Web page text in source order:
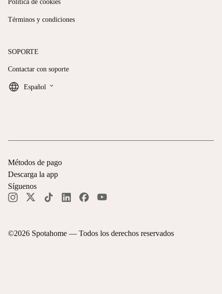
Política de cookies
Términos y condiciones
SOPORTE
Contactar con soporte
Español keyboard_arrow_down
©2026 Spotahome — Todos los derechos reservados
Métodos de pago
Descarga la app
Síguenos